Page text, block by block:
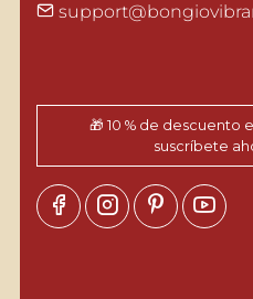
🎁 10 % de
suscríbete